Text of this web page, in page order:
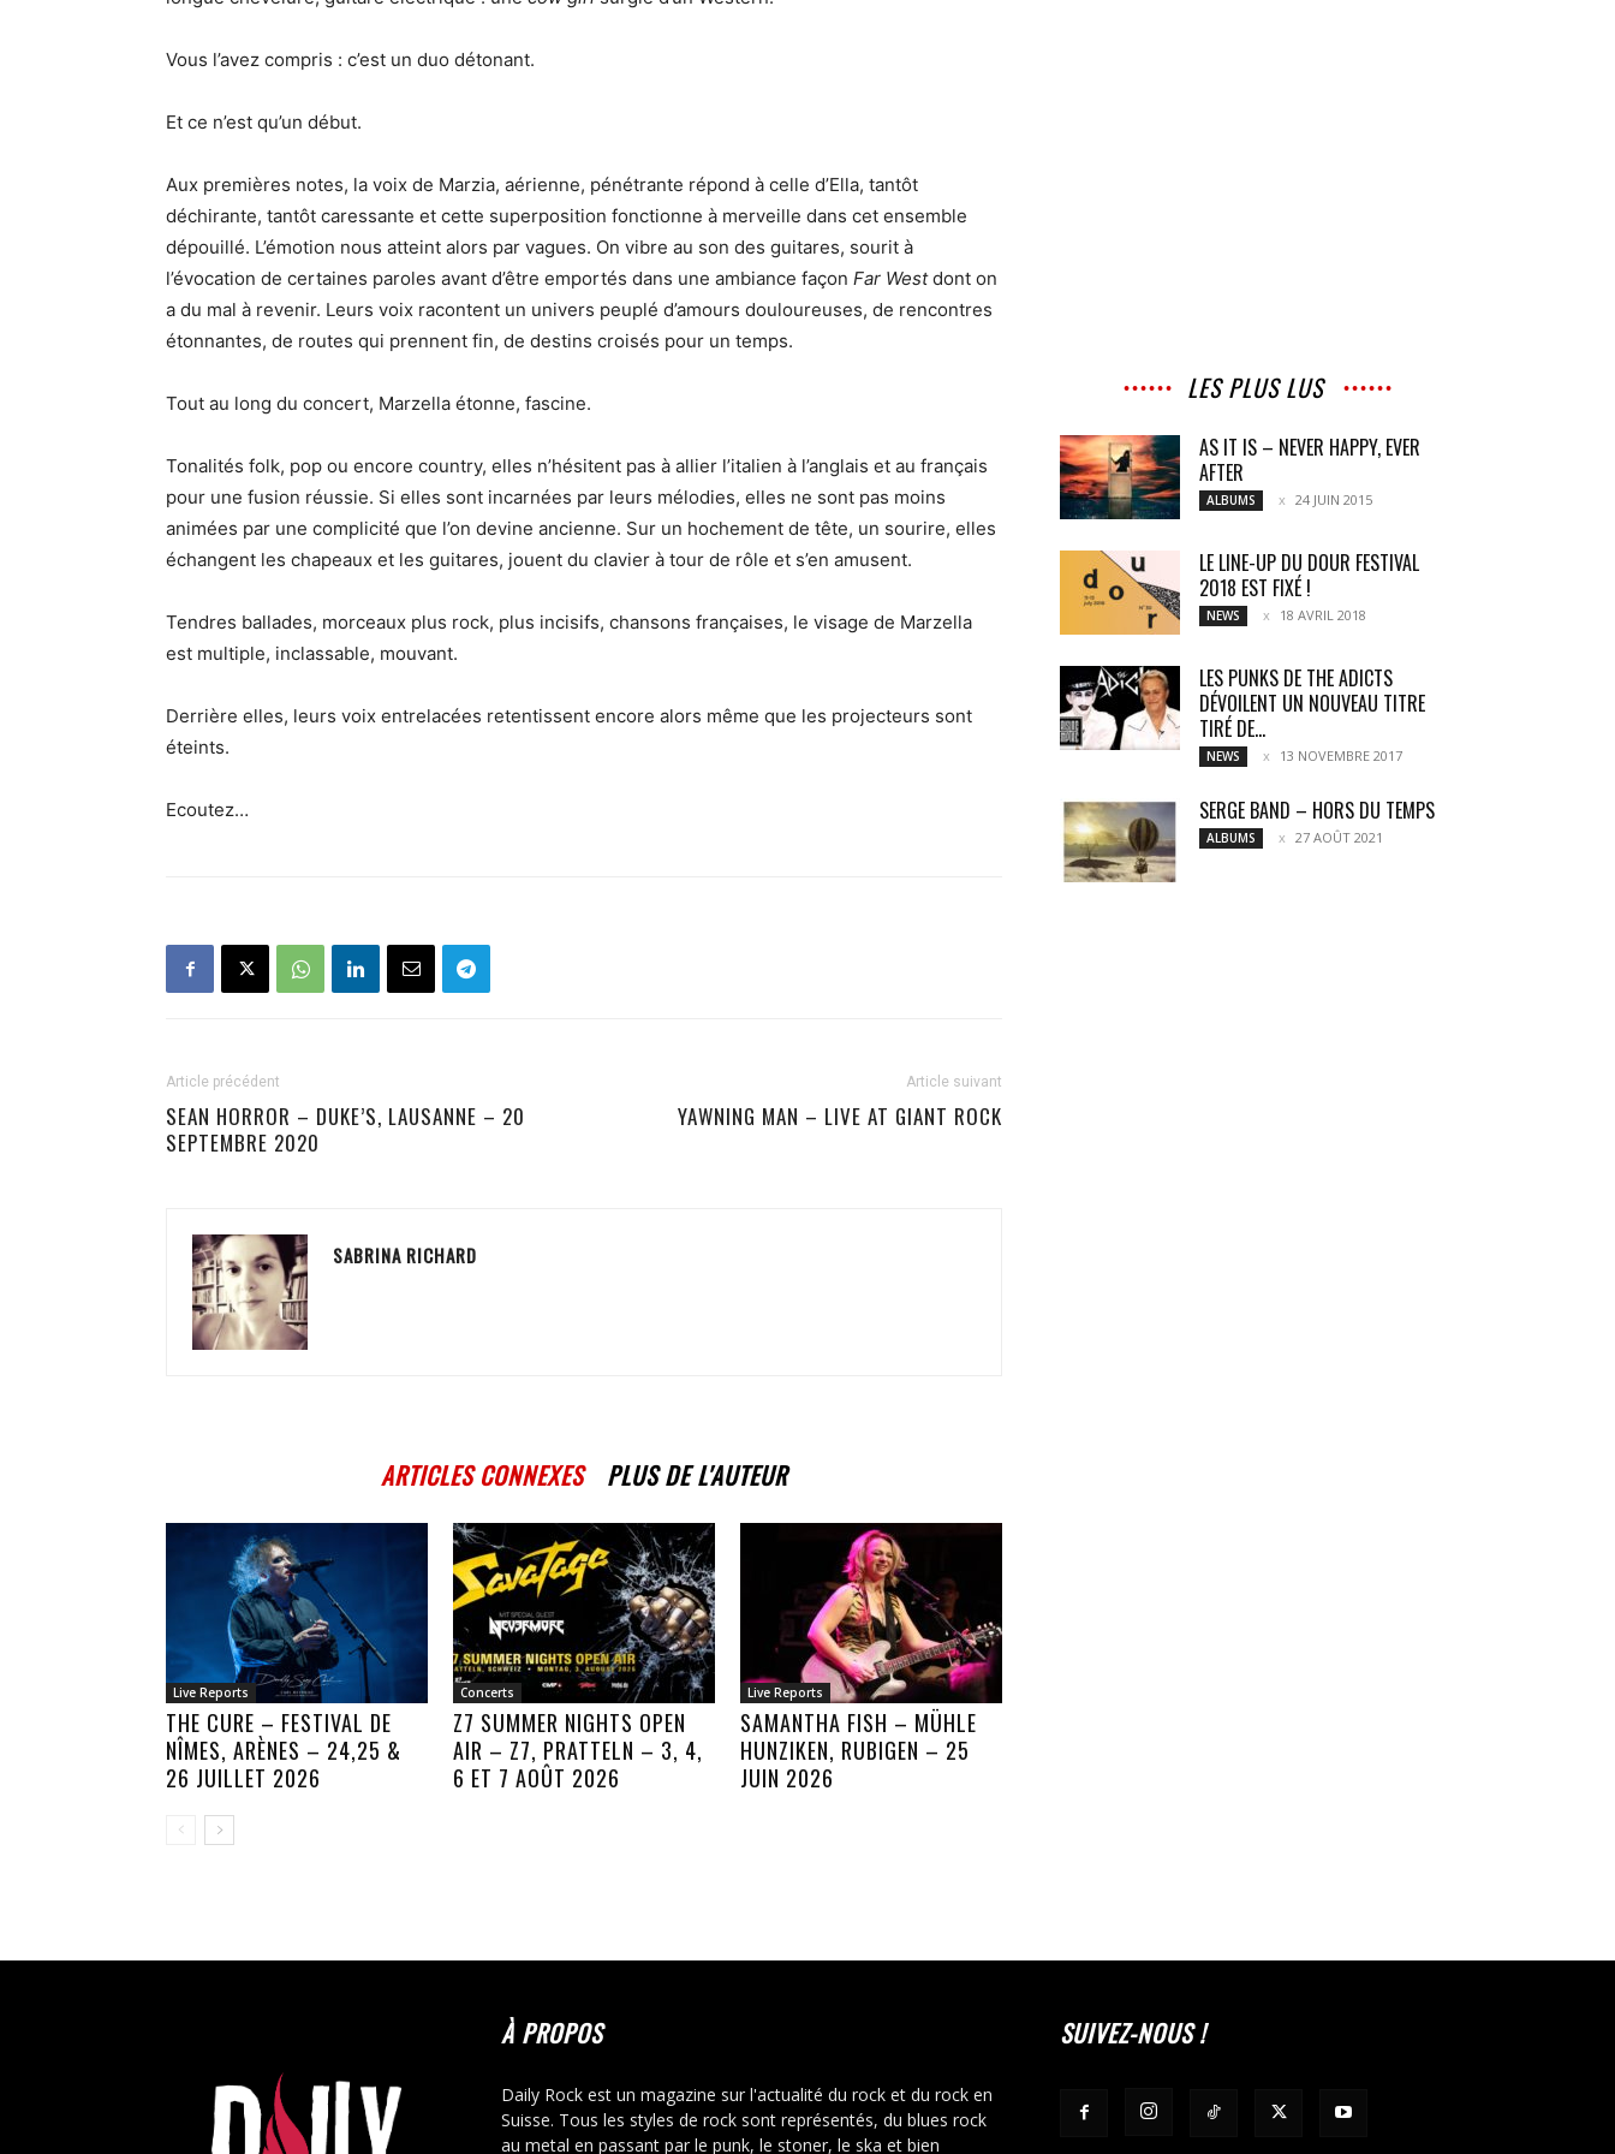
Vous l’avez compris : c’est un duo détonant.
Et ce n’est qu’un début.
Aux premières notes, la voix de Marzia, aérienne, pénétrante répond à celle d’Ella, tantôt
déchirante, tantôt caressante et cette superposition fonctionne à merveille dans cet ensemble
dépouillé. L’émotion nous atteint alors par vagues. On vibre au son des guitares, sourit à
l’évocation de certaines paroles avant d’être emportés dans une ambiance façon Far Westdont on
a du mal à revenir. Leurs voix racontent un univers peuplé d’amours douloureuses, de rencontres
étonnantes, de routes qui prennent fin, de destins croisés pour un temps.
Tout au long du concert, Marzella étonne, fascine.
Tonalités folk, pop ou encore country, elles n’hésitent pas à allier l’italien à l’anglais et au français
pour une fusion réussie. Si elles sont incarnées par leurs mélodies, elles ne sont pas moins
animées par une complicité que l’on devine ancienne. Sur un hochement de tête, un sourire, elles
échangent les chapeaux et les guitares, jouent du clavier à tour de rôle et s’en amusent.
Tendres ballades, morceaux plus rock, plus incisifs, chansons françaises, le visage de Marzella
est multiple, inclassable, mouvant.
Derrière elles, leurs voix entrelacées retentissent encore alors même que les projecteurs sont
éteints.
Ecoutez…
Article précédent
SEAN HORROR – DUKE’S, LAUSANNE – 20
SEPTEMBRE 2020
Article suivant
YAWNING MAN – LIVE AT GIANT ROCK
SABRINA RICHARD
ARTICLES CONNEXES PLUS DE L'AUTEUR
Live Reports
THE CURE – FESTIVAL DE
NÎMES, ARÈNES – 24,25 &
26 JUILLET 2026
Concerts
Z7 SUMMER NIGHTS OPEN
AIR – Z7, PRATTELN – 3, 4,
6 ET 7 AOÛT 2026
Live Reports
SAMANTHA FISH – MÜHLE
HUNZIKEN, RUBIGEN – 25
JUIN 2026
LES PLUS LUS
AS IT IS – NEVER HAPPY, EVER
AFTER
ALBUMS 24 JUIN 2015
LE LINE-UP DU DOUR FESTIVAL
2018 EST FIXÉ !
NEWS 18 AVRIL 2018
LES PUNKS DE THE ADICTS
DÉVOILENT UN NOUVEAU TITRE
TIRÉ DE...
NEWS 13 NOVEMBRE 2017
SERGE BAND – HORS DU TEMPS
ALBUMS 27 AOÛT 2021
À PROPOS
Daily Rock est un magazine sur l'actualité du rock et du rock en
Suisse. Tous les styles de rock sont représentés, du blues rock
au metal en passant par le punk, le stoner, le ska et bien
SUIVEZ-NOUS !